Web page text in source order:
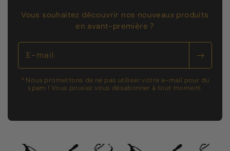
Vous souhaitez découvrir nos nouveaux produits
en avant-première ?
E-mail
* Nous promettons de ne pas utiliser votre e-mail pour du
spam ! Vous pouvez vous désabonner à tout moment.